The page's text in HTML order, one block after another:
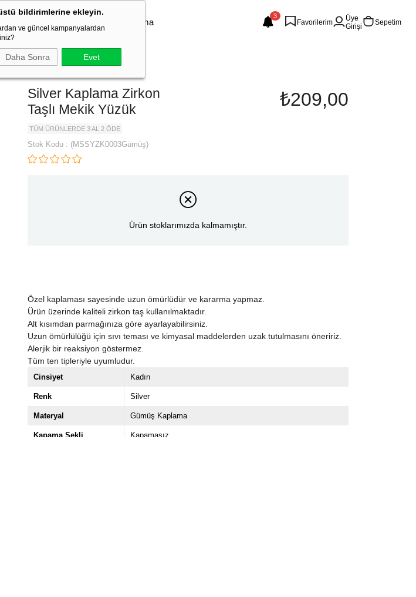
bildirimlerine ekleyin.
ve güncel kampanyalardan
Daha Sonra Evet
3
Favorilerim
Üye
Girişi
Sepetim
Silver Kaplama Zirkon
Taşlı Mekik Yüzük
₺209,00
TÜM ÜRÜNLERDE 3 AL 2 ÖDE
Stok Kodu (MSSYZK0003Gümüş)
Ürün stoklarımızda kalmamıştır.
Özel kaplaması sayesinde uzun ömürlüdür ve kararma yapmaz.
Ürün üzerinde kaliteli zirkon taş kullanılmaktadır.
Alt kısımdan parmağınıza göre ayarlayabilirsiniz.
Uzun ömürlülüğü için sıvı teması ve kimyasal maddelerden uzak tutulmasını öneririz.
Alerjik bir reaksiyon göstermez.
Tüm ten tipleriyle uyumludur.
Cinsiyet Kadın
Renk Silver
Materyal Gümüş Kaplama
Kapama Şekli Kapamasız